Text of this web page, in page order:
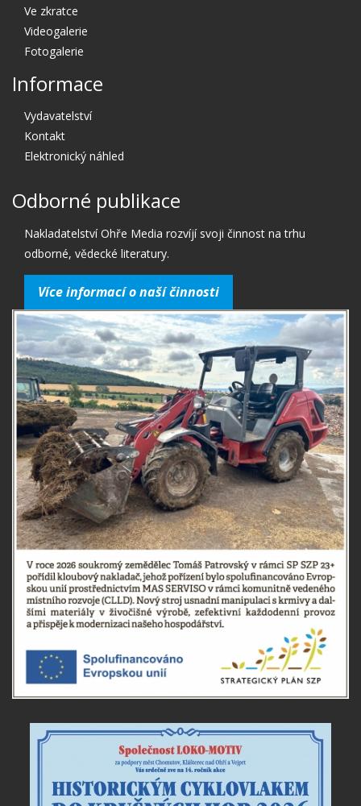
Ve zkratce
Videogalerie
Fotogalerie
Informace
Vydavatelství
Kontakt
Elektronický náhled
Odborné publikace
Nakladatelství Ohře Media rozvíjí svoji činnost na trhu
odborné, vědecké literatury.
Více informací o naší činnosti